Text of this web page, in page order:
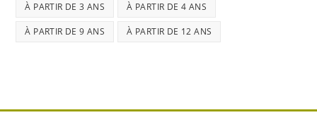
À PARTIR DE 3 ANS À PARTIR DE 4 ANS
À PARTIR DE 9 ANS À PARTIR DE 12 ANS